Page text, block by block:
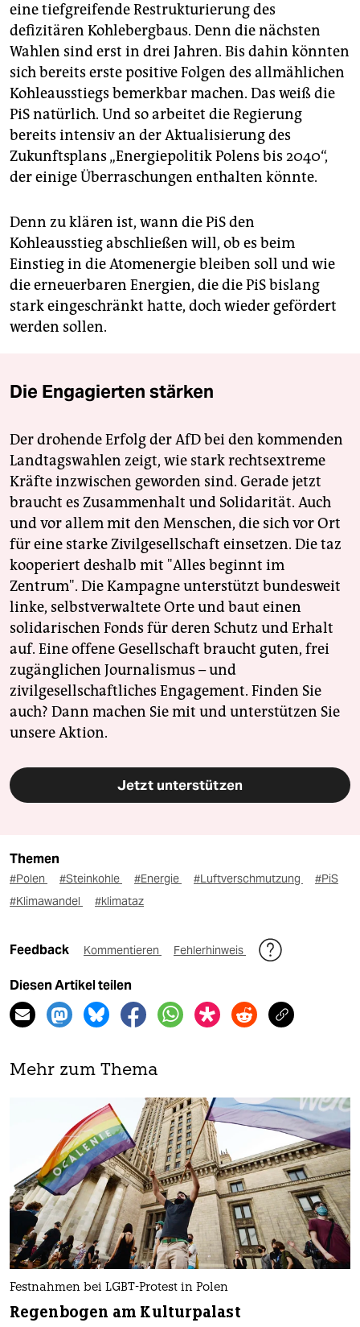
eine tiefgreifende Restrukturierung des
defizitären Kohlebergbaus. Denn die nächsten
Wahlen sind erst in drei Jahren. Bis dahin könnten
sich bereits erste positive Folgen des allmählichen
Kohleausstiegs bemerkbar machen. Das weiß die
PiS natürlich. Und so arbeitet die Regierung
bereits intensiv an der Aktualisierung des
Zukunftsplans „Energiepolitik Polens bis 2040“,
der einige Überraschungen enthalten könnte.
Denn zu klären ist, wann die PiS den
Kohleausstieg abschließen will, ob es beim
Einstieg in die Atomenergie bleiben soll und wie
die erneuerbaren Energien, die die PiS bislang
stark eingeschränkt hatte, doch wieder gefördert
werden sollen.
Die Engagierten stärken
Der drohende Erfolg der AfD bei den kommenden
Landtagswahlen zeigt, wie stark rechtsextreme
Kräfte inzwischen geworden sind. Gerade jetzt
braucht es Zusammenhalt und Solidarität. Auch
und vor allem mit den Menschen, die sich vor Ort
für eine starke Zivilgesellschaft einsetzen. Die taz
kooperiert deshalb mit "Alles beginnt im
Zentrum". Die Kampagne unterstützt bundesweit
linke, selbstverwaltete Orte und baut einen
solidarischen Fonds für deren Schutz und Erhalt
auf. Eine offene Gesellschaft braucht guten, frei
zugänglichen Journalismus – und
zivilgesellschaftliches Engagement. Finden Sie
auch? Dann machen Sie mit und unterstützen Sie
unsere Aktion.
Jetzt unterstützen
Themen
#Polen #Steinkohle #Energie #Luftverschmutzung
#PiS
#Klimawandel
#klimataz
Feedback Kommentieren Fehlerhinweis
Diesen Artikel teilen
Mehr zum Thema
Festnahmen bei LGBT-Protest in Polen
Regenbogen am Kulturpalast